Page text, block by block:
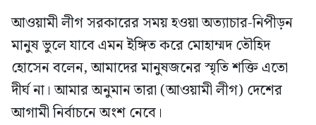
আওয়ামী লীগ সরকারের সময় হওয়া অত্যাচার-নিপীড়ন
মানুষ ভুলে যাবে এমন ইঙ্গিত করে মোহাম্মদ তৌহিদ
হোসেন বলেন, আমাদের মানুষজনের স্মৃতি শক্তি এতো
দীর্ঘ না। আমার অনুমান তারা (আওয়ামী লীগ) দেশের
আগামী নির্বাচনে অংশ নেবে।